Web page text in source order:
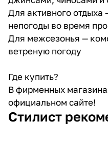
Для активного
непогоды во время
Для межсезонья —
ветреную погоду
Где купить?
В фирменных
официальном сайте!
Стилист